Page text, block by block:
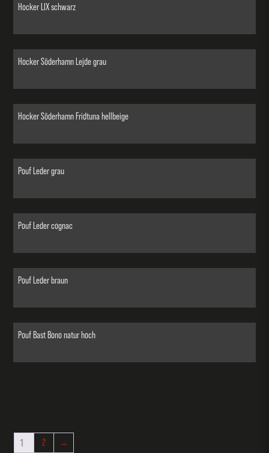
Hocker LIX schwarz
Hocker Söderhamn Lejde grau
Hocker Söderhamn Fridtuna hellbeige
Pouf Leder grau
Pouf Leder cognac
Pouf Leder braun
Pouf Bast Bono natur hoch
1 2 →